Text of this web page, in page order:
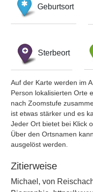
Geburtsort
Sterbeort
Auf der Karte werden im
Person lokalisierten Orte
nach Zoomstufe
ist etwas stärker und es
Jeder Ort bietet bei Klick
Über den Ortsnamen
ausgelöst werden.
Zitierweise
Michael, von